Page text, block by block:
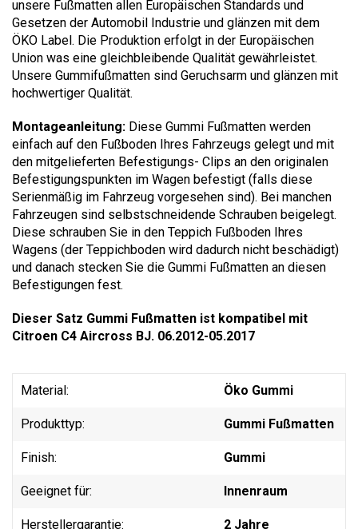
unsere Fußmatten allen Europäischen Standards und
Gesetzen der Automobil Industrie und glänzen mit dem
ÖKO Label. Die Produktion erfolgt in der Europäischen
Union was eine gleichbleibende Qualität gewährleistet.
Unsere Gummifußmatten sind Geruchsarm und glänzen mit
hochwertiger Qualität.
Montageanleitung: Diese Gummi Fußmatten werden
einfach auf den Fußboden Ihres Fahrzeugs gelegt und mit
den mitgelieferten Befestigungs- Clips an den originalen
Befestigungspunkten im Wagen befestigt (falls diese
Serienmäßig im Fahrzeug vorgesehen sind). Bei manchen
Fahrzeugen sind selbstschneidende Schrauben beigelegt.
Diese schrauben Sie in den Teppich Fußboden Ihres
Wagens (der Teppichboden wird dadurch nicht beschädigt)
und danach stecken Sie die Gummi Fußmatten an diesen
Befestigungen fest.
Dieser Satz Gummi Fußmatten ist kompatibel mit
Citroen C4 Aircross BJ. 06.2012-05.2017
Material: Öko Gummi
Produkttyp: Gummi Fußmatten
Finish: Gummi
Geeignet für: Innenraum
Herstellergarantie: 2 Jahre